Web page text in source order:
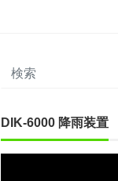
DIK-6000 降雨装置